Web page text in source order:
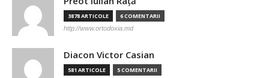
3878 ARTICOLE 6 COMENTARII
http://www.ortodoxia.md
Diacon Victor Casian
581 ARTICOLE 5 COMENTARII